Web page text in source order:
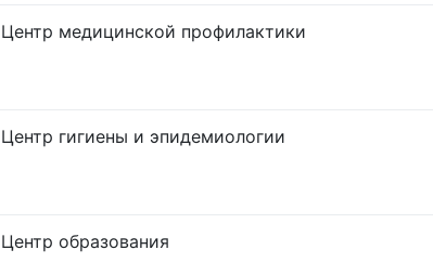
Центр медицинской профилактики
Центр гигиены и эпидемиологии
Центр образования